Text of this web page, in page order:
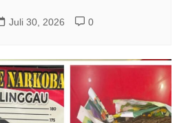
Juli 30, 2026 0